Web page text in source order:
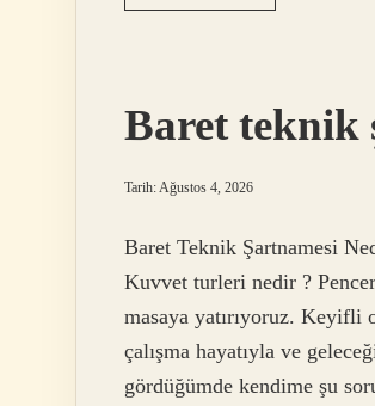
alışkanlığı
Baret teknik
Tarih: Ağustos 4, 2026
Baret Teknik Şartnamesi
Kuvvet turleri nedir ?
masaya yatırıyoruz. Keyifli
çalışma hayatıyla ve
gördüğümde kendime şu